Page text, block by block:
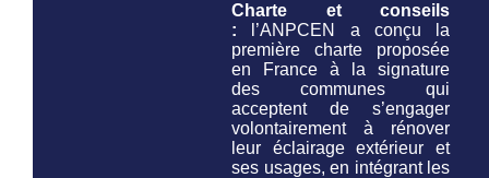
Charte et conseils
: l’ANPCEN a conçu la
première charte proposée
en France à la signature
des communes qui
acceptent de s’engager
volontairement à rénover
leur éclairage extérieur et
ses usages, en intégrant les